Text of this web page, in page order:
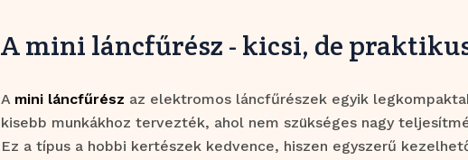
A mini láncfűrész - kicsi, de
A mini láncfűrész az elektromos láncfűrészek egyik
kisebb munkákhoz tervezték, ahol nem szükséges nagy
Ez a típus a hobbi kertészek kedvence, hiszen egyszerű